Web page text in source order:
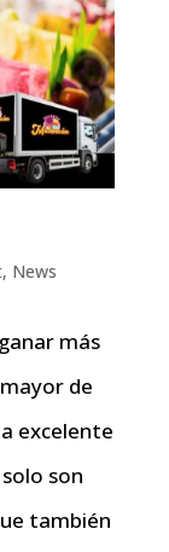
, News
más
de
excelente
son
también